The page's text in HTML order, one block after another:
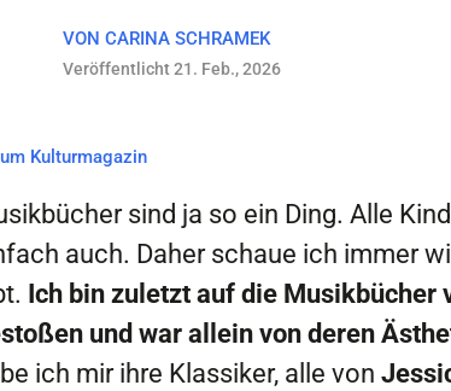
VON CARINA SCHRAMEK
Veröffentlicht 21. Feb., 2026
Kulturmagazin
sind ja so ein Ding. Alle
auch. Daher schaue ich immer
Ich bin zuletzt auf die Musikbücher
und war allein von deren
ich mir ihre Klassiker, alle von